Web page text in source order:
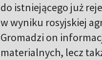
do istniejącego już
w wyniku rosyjskiej
Gromadzi on
materialnych, lecz